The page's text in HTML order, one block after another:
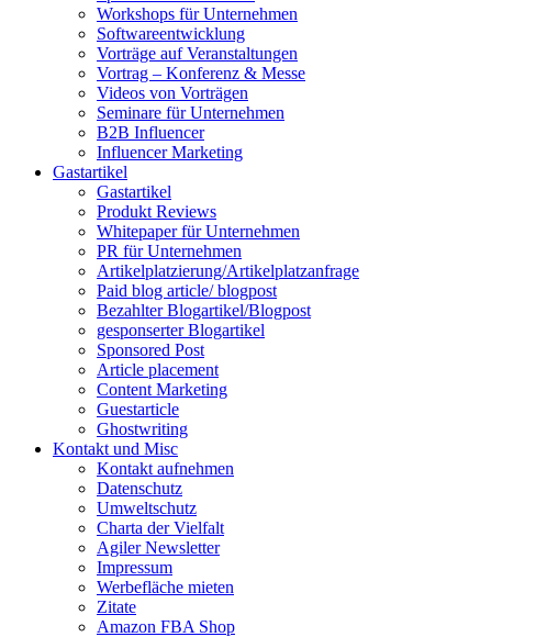
Workshops für Unternehmen
Softwareentwicklung
Vorträge auf Veranstaltungen
Vortrag – Konferenz & Messe
Videos von Vorträgen
Seminare für Unternehmen
B2B Influencer
Influencer Marketing
Gastartikel
Gastartikel
Produkt Reviews
Whitepaper für Unternehmen
PR für Unternehmen
Artikelplatzierung/Artikelplatzanfrage
Paid blog article/ blogpost
Bezahlter Blogartikel/Blogpost
gesponserter Blogartikel
Sponsored Post
Article placement
Content Marketing
Guestarticle
Ghostwriting
Kontakt und Misc
Kontakt aufnehmen
Datenschutz
Umweltschutz
Charta der Vielfalt
Agiler Newsletter
Impressum
Werbefläche mieten
Zitate
Amazon FBA Shop